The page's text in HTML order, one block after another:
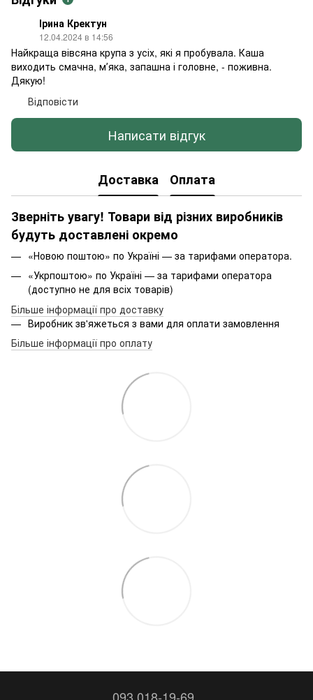
Ірина Кректун
12.04.2024 в 14:56
Найкраща вівсяна крупа з усіх, які я пробувала. Каша
виходить смачна, мʼяка, запашна і головне, - поживна.
Дякую!
Відповісти
Написати відгук
Доставка Оплата
Зверніть увагу! Товари від різних виробників
будуть доставлені окремо
«Новою поштою» по Україні — за тарифами оператора.
«Укрпоштою» по Україні — за тарифами оператора
(доступно не для всіх товарів)
Більше інформації про доставку
Виробник зв'яжеться з вами для оплати замовлення
Більше інформації про оплату
093 018-19-69